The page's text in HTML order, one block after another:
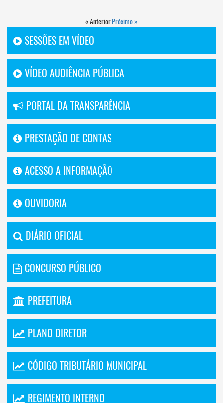
« Anterior Próximo »
SESSÕES EM VÍDEO
VÍDEO AUDIÊNCIA PÚBLICA
PORTAL DA TRANSPARÊNCIA
PRESTAÇÃO DE CONTAS
ACESSO A INFORMAÇÃO
OUVIDORIA
DIÁRIO OFICIAL
CONCURSO PÚBLICO
PREFEITURA
PLANO DIRETOR
CÓDIGO TRIBUTÁRIO MUNICIPAL
REGIMENTO INTERNO